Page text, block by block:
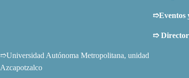
➱Eventos
➱
➱Universidad Autónoma Metropolitana, unidad
Azcapotzalco